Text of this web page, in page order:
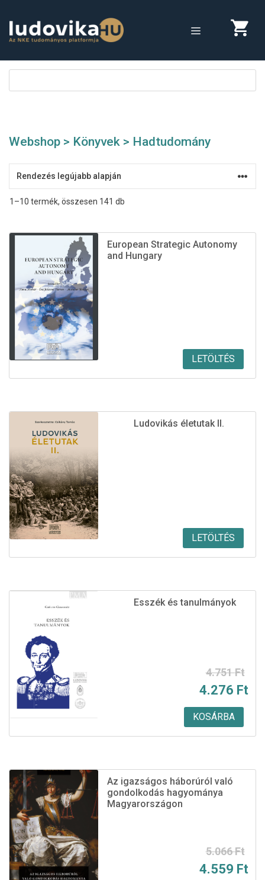
tartalomba
MENÜ
Webshop > Könyvek > Hadtudomány
1–10 termék, összesen 141 db
European Strategic Autonomy
and Hungary
LETÖLTÉS
Ludovikás életutak II.
LETÖLTÉS
Esszék és tanulmányok
4.751Ft
Original
price
was:
4.751 Ft.
4.276 Ft
Current
price
is:
4.276 Ft.
KOSÁRBA
Az igazságos háborúról való
gondolkodás hagyománya
Magyarországon
5.066Ft
Original
price
4.559 Ft
Current
price